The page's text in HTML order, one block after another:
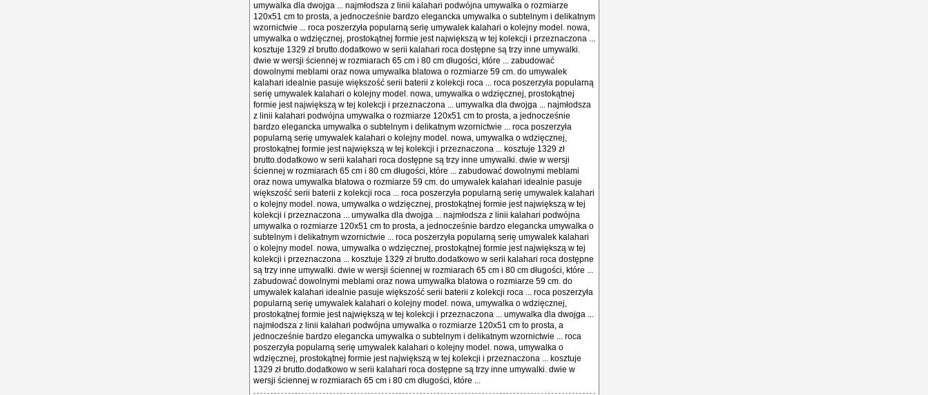
umywalka dla dwojga ... najmłodsza z linii kalahari podwójna umywalka o rozmiarze
120x51 cm to prosta, a jednocześnie bardzo elegancka umywalka o subtelnym i delikatnym
wzornictwie ... roca poszerzyła popularną serię umywalek kalahari o kolejny model. nowa,
umywalka o wdzięcznej, prostokątnej formie jest największą w tej kolekcji i przeznaczona ...
kosztuje 1329 zł brutto.dodatkowo w serii kalahari roca dostępne są trzy inne umywalki.
dwie w wersji ściennej w rozmiarach 65 cm i 80 cm długości, które ... zabudować
dowolnymi meblami oraz nowa umywalka blatowa o rozmiarze 59 cm. do umywalek
kalahari idealnie pasuje większość serii baterii z kolekcji roca ... roca poszerzyła popularną
serię umywalek kalahari o kolejny model. nowa, umywalka o wdzięcznej, prostokątnej
formie jest największą w tej kolekcji i przeznaczona ... umywalka dla dwojga ... najmłodsza
z linii kalahari podwójna umywalka o rozmiarze 120x51 cm to prosta, a jednocześnie
bardzo elegancka umywalka o subtelnym i delikatnym wzornictwie ... roca poszerzyła
popularną serię umywalek kalahari o kolejny model. nowa, umywalka o wdzięcznej,
prostokątnej formie jest największą w tej kolekcji i przeznaczona ... kosztuje 1329 zł
brutto.dodatkowo w serii kalahari roca dostępne są trzy inne umywalki. dwie w wersji
ściennej w rozmiarach 65 cm i 80 cm długości, które ... zabudować dowolnymi meblami
oraz nowa umywalka blatowa o rozmiarze 59 cm. do umywalek kalahari idealnie pasuje
większość serii baterii z kolekcji roca ... roca poszerzyła popularną serię umywalek kalahari
o kolejny model. nowa, umywalka o wdzięcznej, prostokątnej formie jest największą w tej
kolekcji i przeznaczona ... umywalka dla dwojga ... najmłodsza z linii kalahari podwójna
umywalka o rozmiarze 120x51 cm to prosta, a jednocześnie bardzo elegancka umywalka o
subtelnym i delikatnym wzornictwie ... roca poszerzyła popularną serię umywalek kalahari
o kolejny model. nowa, umywalka o wdzięcznej, prostokątnej formie jest największą w tej
kolekcji i przeznaczona ... kosztuje 1329 zł brutto.dodatkowo w serii kalahari roca dostępne
są trzy inne umywalki. dwie w wersji ściennej w rozmiarach 65 cm i 80 cm długości, które ...
zabudować dowolnymi meblami oraz nowa umywalka blatowa o rozmiarze 59 cm. do
umywalek kalahari idealnie pasuje większość serii baterii z kolekcji roca ... roca poszerzyła
popularną serię umywalek kalahari o kolejny model. nowa, umywalka o wdzięcznej,
prostokątnej formie jest największą w tej kolekcji i przeznaczona ... umywalka dla dwojga ...
najmłodsza z linii kalahari podwójna umywalka o rozmiarze 120x51 cm to prosta, a
jednocześnie bardzo elegancka umywalka o subtelnym i delikatnym wzornictwie ... roca
poszerzyła popularną serię umywalek kalahari o kolejny model. nowa, umywalka o
wdzięcznej, prostokątnej formie jest największą w tej kolekcji i przeznaczona ... kosztuje
1329 zł brutto.dodatkowo w serii kalahari roca dostępne są trzy inne umywalki. dwie w
wersji ściennej w rozmiarach 65 cm i 80 cm długości, które ...